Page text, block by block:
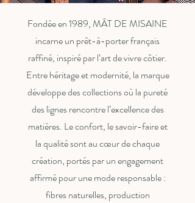
Fondée en 1989, MÂT DE MISAINE
incarne un prêt-à-porter français
raffiné, inspiré par l’art de vivre côtier.
Entre héritage et modernité, la marque
développe des collections où la pureté
des lignes rencontre l’excellence des
matières. Le confort, le savoir-faire et
la qualité sont au cœur de chaque
création, portés par un engagement
affirmé pour une mode responsable :
fibres naturelles, production